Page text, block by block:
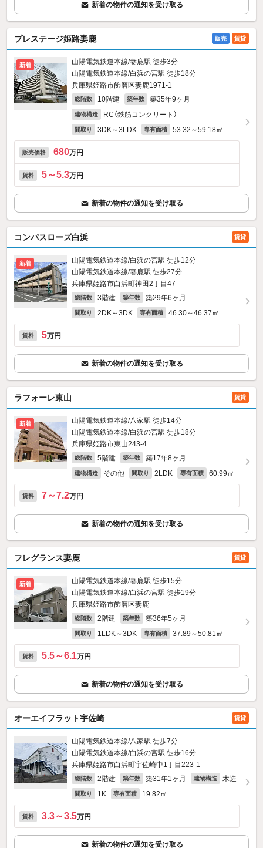
新着の物件の通知を受け取る
プレステージ姫路妻鹿 販売 賃貸
新着
山陽電気鉄道本線/妻鹿駅 徒歩3分
山陽電気鉄道本線/白浜の宮駅 徒歩18分
兵庫県姫路市飾磨区妻鹿1971‐1
総階数 10階建 築年数 築35年9ヶ月
建物構造 RC（鉄筋コンクリート）
間取り 3DK～3LDK 専有面積 53.32～59.18㎡
販売価格 680万円
賃料 5～5.3万円
新着の物件の通知を受け取る
コンパスローズ白浜 賃貸
新着
山陽電気鉄道本線/白浜の宮駅 徒歩12分
山陽電気鉄道本線/妻鹿駅 徒歩27分
兵庫県姫路市白浜町神田2丁目47
総階数 3階建 築年数 築29年6ヶ月
間取り 2DK～3DK 専有面積 46.30～46.37㎡
賃料 5万円
新着の物件の通知を受け取る
ラフォーレ東山 賃貸
新着
山陽電気鉄道本線/八家駅 徒歩14分
山陽電気鉄道本線/白浜の宮駅 徒歩18分
兵庫県姫路市東山243‐4
総階数 5階建 築年数 築17年8ヶ月
建物構造 その他 間取り 2LDK 専有面積 60.99㎡
賃料 7～7.2万円
新着の物件の通知を受け取る
フレグランス妻鹿 賃貸
新着
山陽電気鉄道本線/妻鹿駅 徒歩15分
山陽電気鉄道本線/白浜の宮駅 徒歩19分
兵庫県姫路市飾磨区妻鹿
総階数 2階建 築年数 築36年5ヶ月
間取り 1LDK～3DK 専有面積 37.89～50.81㎡
賃料 5.5～6.1万円
新着の物件の通知を受け取る
オーエイフラット宇佐崎 賃貸
山陽電気鉄道本線/八家駅 徒歩7分
山陽電気鉄道本線/白浜の宮駅 徒歩16分
兵庫県姫路市白浜町宇佐崎中1丁目223‐1
総階数 2階建 築年数 築31年1ヶ月 建物構造 木造
間取り 1K 専有面積 19.82㎡
賃料 3.3～3.5万円
新着の物件の通知を受け取る